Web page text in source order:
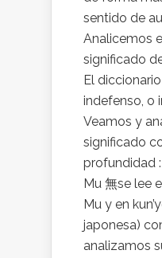
sentido de
Analicemos
significado
El
indefenso, o
Veamos y
significado
profundidad
Mu 無se lee
Mu y en
japonesa)
analizamos